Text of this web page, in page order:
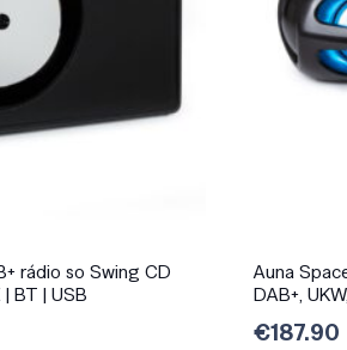
rádio so Swing CD
BT | USB
Auna
DAB+,
€187.90